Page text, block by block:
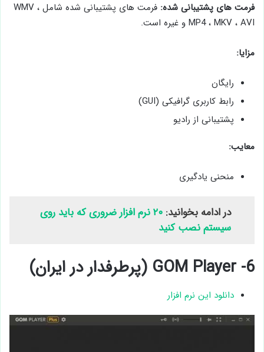
فرمت های پشتیبانی شده:
فرمت های پشتیبانی شده شامل WMV ،
MP4 ، MKV ، AVI و غیره است.
مزایا:
رایگان
رابط کاربری گرافیکی (GUI)
پشتیبانی از رادیو
معایب:
منحنی یادگیری
در ادامه بخوانید:
۲۰ نرم افزار ضروری که باید روی
سیستم نصب کنید
6- GOM Player (پرطرفدار در ایران)
دانلود این نرم افزار